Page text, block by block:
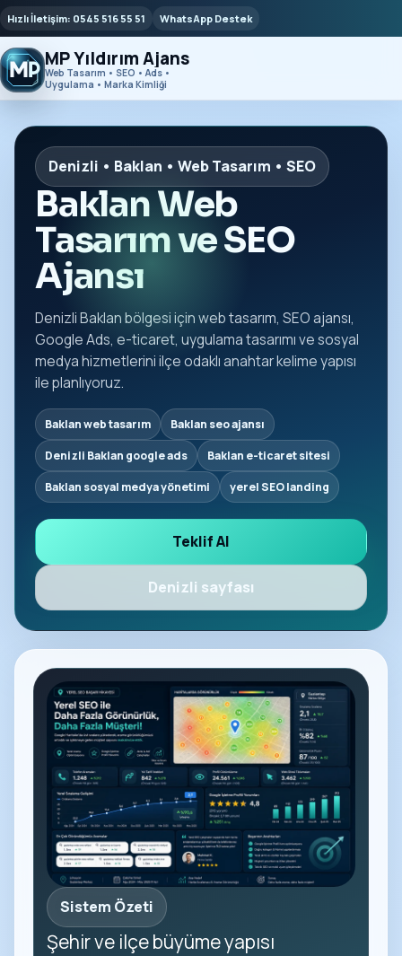
Hızlı İletişim: 0545 516 55 51 WhatsApp Destek
MP Yıldırım Ajans
Web Tasarım • SEO • Ads •
Uygulama • Marka Kimliği
Denizli • Baklan • Web Tasarım • SEO
Baklan Web
Tasarım ve SEO
Ajansı
Denizli Baklan bölgesi için web tasarım, SEO ajansı,
Google Ads, e-ticaret, uygulama tasarımı ve sosyal
medya hizmetlerini ilçe odaklı anahtar kelime yapısı
ile planlıyoruz.
Baklan web tasarım Baklan seo ajansı
Denizli Baklan google ads Baklan e-ticaret sitesi
Baklan sosyal medya yönetimi yerel SEO landing
Teklif Al
Denizli sayfası
Sistem Özeti
Şehir ve ilçe büyüme yapısı